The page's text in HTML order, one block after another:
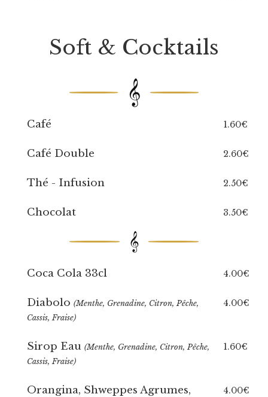
Soft & Cocktails
𝄞
Café 1.60€
Café Double 2.60€
Thé - Infusion 2.50€
Chocolat 3.50€
𝄞
Coca Cola 33cl 4.00€
Diabolo (Menthe, Grenadine, Citron, Pêche,
Cassis, Fraise)
4.00€
Sirop Eau (Menthe, Grenadine, Citron, Pêche,
Cassis, Fraise)
1.60€
Orangina, Shweppes Agrumes,
4.00€